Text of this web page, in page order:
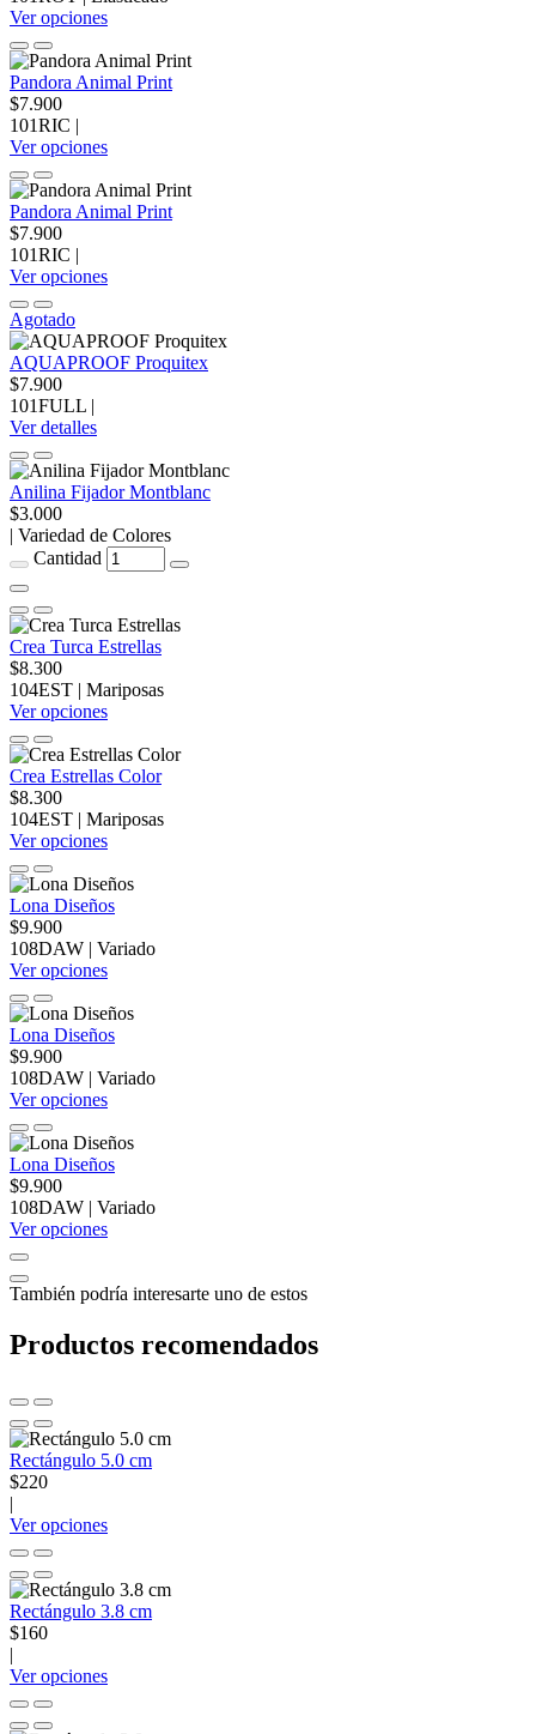
Ver opciones
Pandora Animal Print
$7.900
101RIC |
Ver opciones
Pandora Animal Print
$7.900
101RIC |
Ver opciones
Agotado
AQUAPROOF Proquitex
$7.900
101FULL |
Ver detalles
Anilina Fijador Montblanc
$3.000
| Variedad de Colores
Cantidad
Crea Turca Estrellas
$8.300
104EST | Mariposas
Ver opciones
Crea Estrellas Color
$8.300
104EST | Mariposas
Ver opciones
Lona Diseños
$9.900
108DAW | Variado
Ver opciones
Lona Diseños
$9.900
108DAW | Variado
Ver opciones
Lona Diseños
$9.900
108DAW | Variado
Ver opciones
También podría interesarte uno de estos
Productos recomendados
Rectángulo 5.0 cm
$220
|
Ver opciones
Rectángulo 3.8 cm
$160
|
Ver opciones